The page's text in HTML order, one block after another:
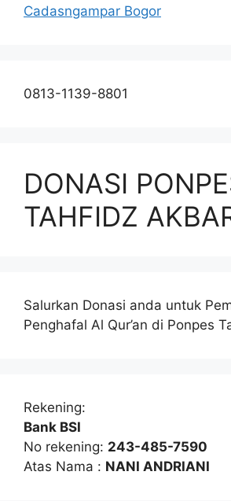
Cadasngampar Bogor
0813-1139-8801
DONASI
TAHFIDZ
Salurkan Donasi anda untuk
Penghafal Al Qur’an di Ponpes
Rekening:
Bank BSI
No rekening: 243-485-7590
Atas Nama : NANI ANDRIANI